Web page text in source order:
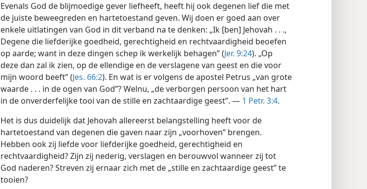
Evenals God de blijmoedige gever liefheeft, heeft hij ook degenen lief die met
de juiste beweegreden en hartetoestand geven. Wij doen er goed aan over
enkele uitlatingen van God in dit verband na te denken: „Ik [ben] Jehovah . . .,
Degene die liefderijke goedheid, gerechtigheid en rechtvaardigheid beoefen
op aarde; want in deze dingen schep ik werkelijk behagen” (Jer. 9:24). „Op
deze dan zal ik zien, op de ellendige en de verslagene van geest en die voor
mijn woord beeft” (Jes. 66:2). En wat is er volgens de apostel Petrus „van grote
waarde . . . in de ogen van God”? Welnu, „de verborgen persoon van het hart
in de onverderfelijke tooi van de stille en zachtaardige geest”. — 1 Petr. 3:4.
Het is dus duidelijk dat Jehovah allereerst belangstelling heeft voor de
hartetoestand van degenen die gaven naar zijn „voorhoven” brengen.
Hebben ook zij liefde voor liefderijke goedheid, gerechtigheid en
rechtvaardigheid? Zijn zij nederig, verslagen en berouwvol wanneer zij tot
God naderen? Streven zij ernaar zich met de „stille en zachtaardige geest” te
tooien?